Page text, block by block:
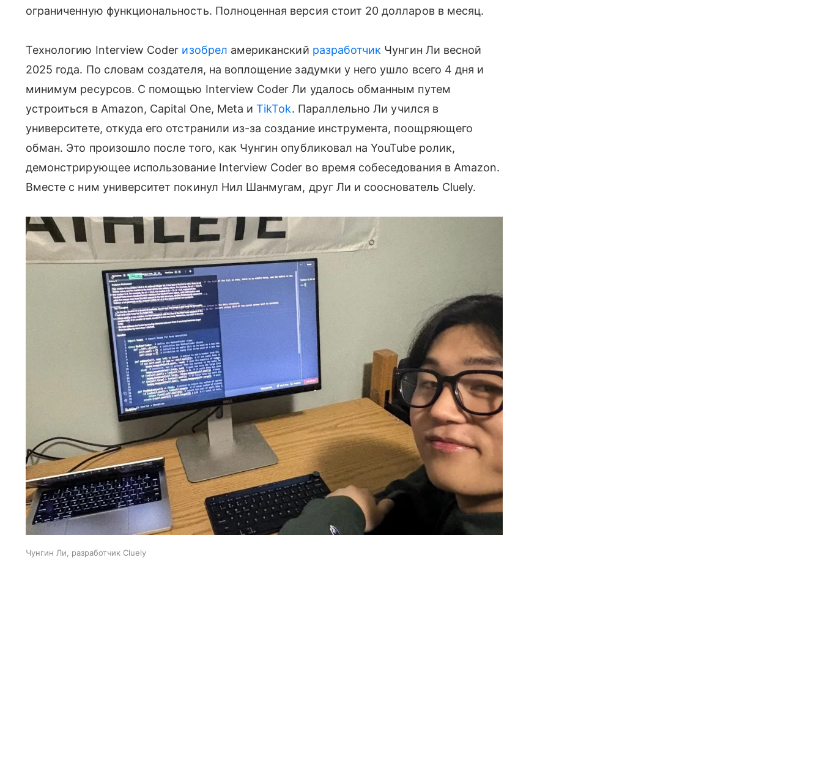
ограниченную функциональность. Полноценная версия стоит 20 долларов в месяц.
Технологию Interview Coder изобрел американский разработчик Чунгин Ли весной
2025 года. По словам создателя, на воплощение задумки у него ушло всего 4 дня и
минимум ресурсов. С помощью Interview Coder Ли удалось обманным путем
устроиться в Amazon, Capital One, Meta иTikTok. Параллельно Ли учился в
университете, откуда его отстранили из-за создание инструмента, поощряющего
обман. Это произошло после того, как Чунгин опубликовал на YouTube ролик,
демонстрирующее использование Interview Coder во время собеседования в Amazon.
Вместе с ним университет покинул Нил Шанмугам, друг Ли и сооснователь Cluely.
Чунгин Ли, разработчик Cluely